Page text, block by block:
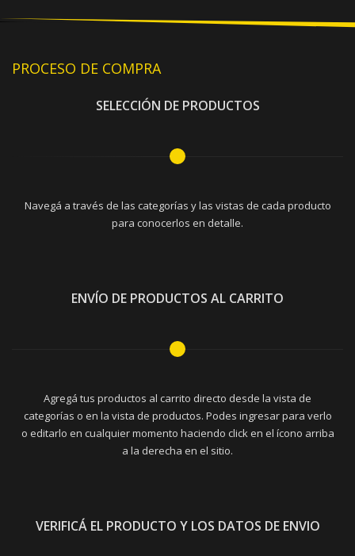
PROCESO DE COMPRA
SELECCIÓN DE PRODUCTOS
Navegá a través de las categorías y las vistas de cada producto
para conocerlos en detalle.
ENVÍO DE PRODUCTOS AL CARRITO
Agregá tus productos al carrito directo desde la vista de
categorías o en la vista de productos. Podes ingresar para verlo
o editarlo en cualquier momento haciendo click en el ícono arriba
a la derecha en el sitio.
VERIFICÁ EL PRODUCTO Y LOS DATOS DE ENVIO